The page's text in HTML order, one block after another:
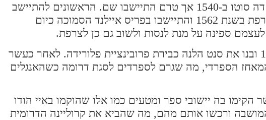
הספרדים הגיעו למקום לחוף במדינה בהנהגתו של ארננדו דה סוטו ב-1540 אך טרם התיישבו שם. הראשונים להתיישב
היו הוגנוטים מצרפת בהנהגתו של ז'אן ריבו אשר ברחו מצרפת בשנת 1562 והתיישבו בפריס איילנד הסמוכה כיום
ספינה על מנת לנסות ולשוב גם כן לצרפת.
הספרדים בנו את פורט פיליפה על גבי פריס איילנד ב-1566 ובנו את סנט הלנה כבירת פרובינציית פלורידה. לאחר כעשר
הספרדי, מה שגרם לספרדים לסגת דרומה כשהאנגלים
בה יישובי ספר ומטעים כמו אלו שהוקמו באיי הודו
כנגד זכייני המושבה ורכשו אותם מהם, מה שהביא את קרוליינה הדרומית